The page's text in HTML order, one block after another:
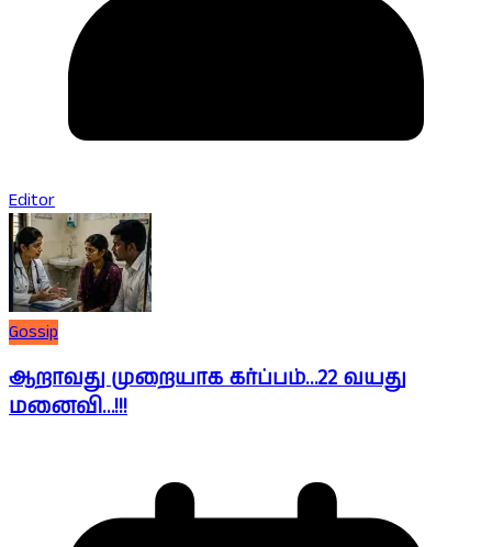
Editor
Gossip
ஆறாவது முறையாக கர்ப்பம்…22 வயது
மனைவி…!!!